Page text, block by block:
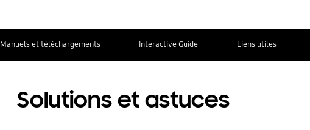
Manuels et téléchargements Interactive Guide Liens utiles
Solutions et astuces